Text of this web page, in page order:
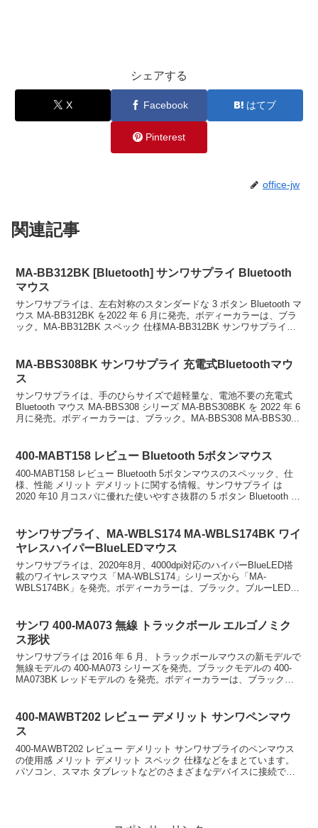
シェアする
X Facebook はてブ
Pinterest
office-jw
関連記事
MA-BB312BK [Bluetooth] サンワサプライ Bluetooth
マウス
サンワサプライは、左右対称のスタンダードな 3 ボタン Bluetooth マ
ウス MA-BB312BK を2022 年 6 月に発売。ボディーカラーは、ブラ
ック。MA-BB312BK スペック 仕様MA-BB312BK サンワサプライ
MA-BBS308BK サンワサプライ 充電式Bluetoothマウ
ス
サンワサプライは、手のひらサイズで超軽量な、電池不要の充電式
Bluetooth マウス MA-BBS308 シリーズ MA-BBS308BK を 2022 年 6
月に発売。ボディーカラーは、ブラック。MA-BBS308 MA-BBS30...
400-MABT158 レビュー Bluetooth 5ボタンマウス
400-MABT158 レビュー Bluetooth 5ボタンマウスのスペッック、仕
様、性能 メリット デメリットに関する情報。サンワサプライ は
2020 年10 月コスパに優れた使いやすさ抜群の 5 ボタン Bluetooth ワ
サンワサプライ、MA-WBLS174 MA-WBLS174BK ワイ
ヤレスハイパーBlueLEDマウス
サンワサプライは、2020年8月、4000dpi対応のハイパーBlueLED搭
載のワイヤレスマウス「MA-WBLS174」シリーズから「MA-
WBLS174BK」を発売。ボディーカラーは、ブラック。ブルーLEDを
サンワ 400-MA073 無線 トラックボール エルゴノミク
ス形状
サンワサプライは 2016 年 6 月、トラックボールマウスの新モデルで
無線モデルの 400-MA073 シリーズを発売。ブラックモデルの 400-
MA073BK レッドモデルの を発売。ボディーカラーは、ブラックで
400-MAWBT202 レビュー デメリット サンワペンマウ
ス
400-MAWBT202 レビュー デメリット サンワサプライのペンマウス
の使用感 メリット デメリット スペック 仕様などをまとています。
パソコン、スマホ タブレットなどのさまざまなデバイスに接続でき